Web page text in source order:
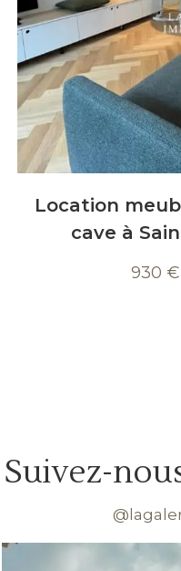
Location
cave à
930 €
Suivez-